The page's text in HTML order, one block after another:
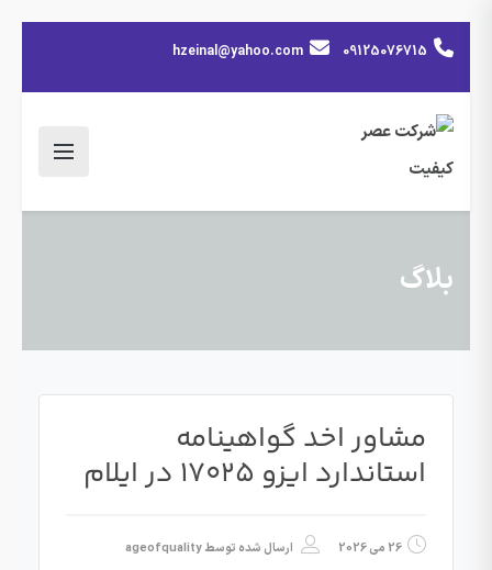
09125076715
hzeinal@yahoo.com
بلاگ
مشاور اخد گواهینامه
استاندارد ایزو 17025 در ایلام
26 می 2026 ارسال شده توسطageofquality